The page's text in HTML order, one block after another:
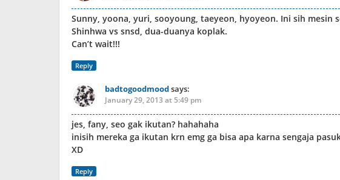
Sunny, yoona, yuri, sooyoung, taeyeon, hyoyeon. Ini sih mesin
Shinhwa vs snsd, dua-duanya koplak.
Can’t wait!!!
Reply
badtogoodmoodsays:
January 29, 2013 at 5:49 pm
jes, fany, seo gak ikutan? hahahaha
inisih mereka ga ikutan krn emg ga bisa apa karna sengaja
XD
Reply